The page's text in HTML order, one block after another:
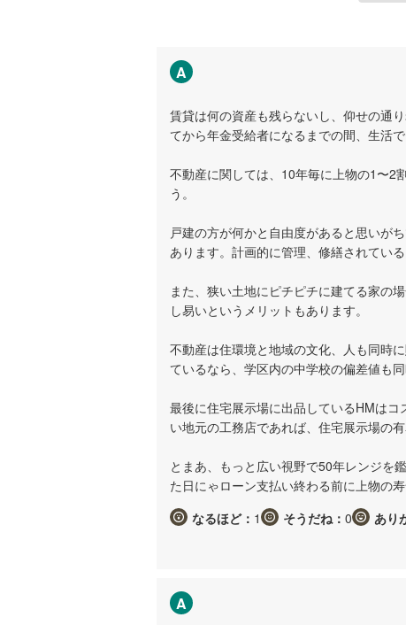
A
賃貸は何の資産も残らないし、仰せの通
てから年金受給者になるまでの間、生活
不動産に関しては、10年毎に上物の1〜2
う。
戸建の方が何かと自由度があると思いが
あります。計画的に管理、修繕されてい
また、狭い土地にピチピチに建てる家の
し易いというメリットもあります。
不動産は住環境と地域の文化、人も同時
ているなら、学区内の中学校の偏差値も
最後に住宅展示場に出品しているHMは
い地元の工務店であれば、住宅展示場の
とまあ、もっと広い視野で50年レンジを
た日にゃローン支払い終わる前に上物の
なるほど： 1 そうだね： 0 あり
A